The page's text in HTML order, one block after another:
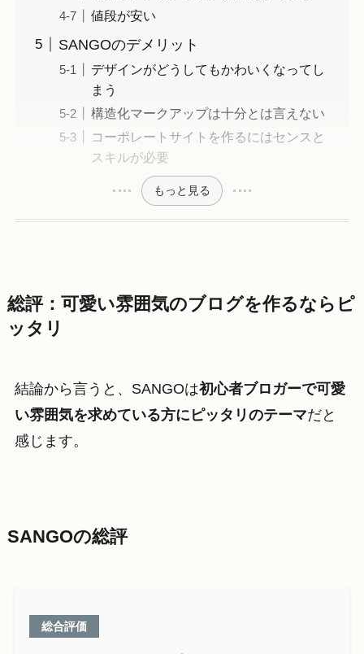
値段が安い
SANGOのデメリット
デザインがどうしてもかわいくなってし
まう
構造化マークアップは十分とは言えない
コーポレートサイトを作るにはセンスと
スキルが必要
もっと見る
総評：可愛い雰囲気のブログを作るならピ
ッタリ
結論から言うと、SANGOは初心者ブロガーで可愛
い雰囲気を求めている方にピッタリのテーマだと
感じます。
SANGOの総評
総合評価